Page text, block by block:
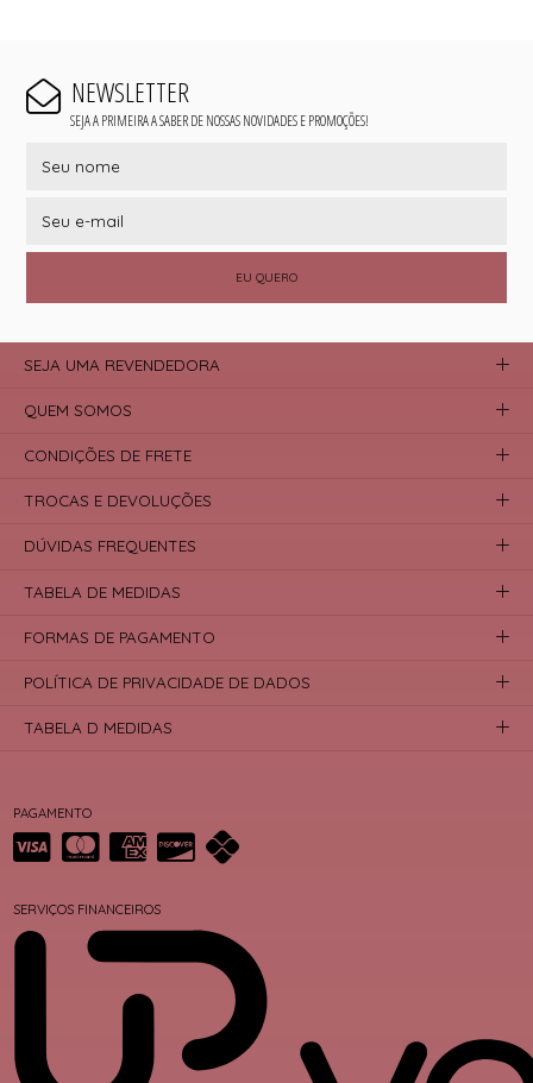
NEWSLETTER
SEJA A PRIMEIRA A SABER DE NOSSAS NOVIDADES E PROMOÇÕES!
EU QUERO
PAGAMENTO
SERVIÇOS FINANCEIROS
SEJA UMA REVENDEDORA
QUEM SOMOS
CONDIÇÕES DE FRETE
TROCAS E DEVOLUÇÕES
DÚVIDAS FREQUENTES
TABELA DE MEDIDAS
FORMAS DE PAGAMENTO
POLÍTICA DE PRIVACIDADE DE DADOS
TABELA D MEDIDAS